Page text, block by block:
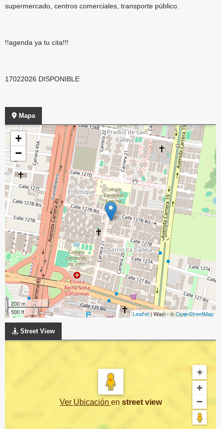
supermercado, centros comerciales, transporte público.
!!agenda ya tu cita!!!
17022026 DISPONIBLE
Mapa
+
−
200 m
500 ft
Leaflet| Wasi - ©OpenStreetMap
Street View
Ver Ubicación en street view